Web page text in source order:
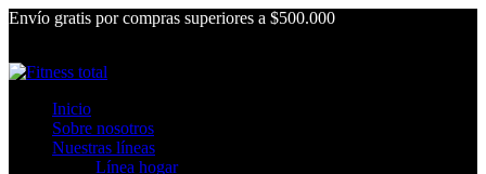
Envío gratis por compras superiores a $500.000
Inicio
Sobre nosotros
Nuestras líneas
Línea hogar